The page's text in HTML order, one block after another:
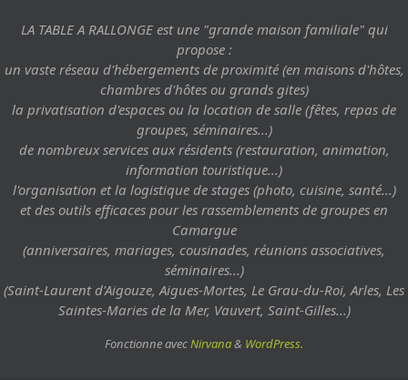
LA TABLE A RALLONGE est une "grande maison familiale" qui
propose :
un vaste réseau d'hébergements de proximité (en maisons d'hôtes,
chambres d'hôtes ou grands gites)
la privatisation d'espaces ou la location de salle (fêtes, repas de
groupes, séminaires...)
de nombreux services aux résidents (restauration, animation,
information touristique...)
l'organisation et la logistique de stages (photo, cuisine, santé...)
et des outils efficaces pour les rassemblements de groupes en
Camargue
(anniversaires, mariages, cousinades, réunions associatives,
séminaires...)
(Saint-Laurent d'Aigouze, Aigues-Mortes, Le Grau-du-Roi, Arles, Les
Saintes-Maries de la Mer, Vauvert, Saint-Gilles...)
Fonctionne avecNirvana& WordPress.